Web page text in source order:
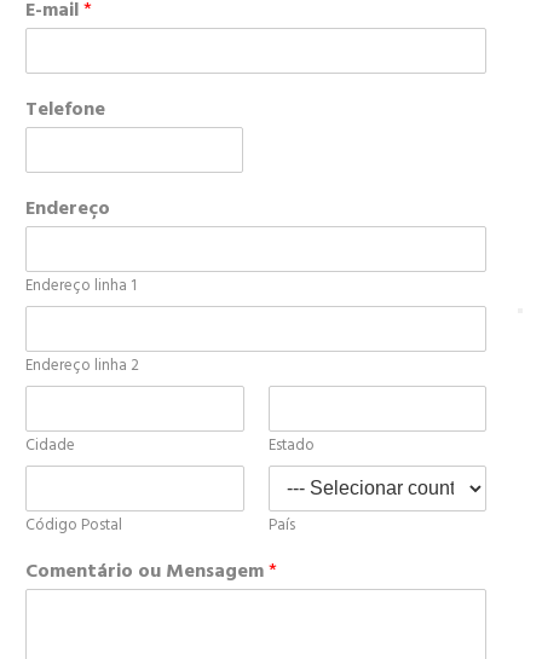
E-mail*
Telefone
Endereço
Endereço linha 1
Endereço linha 2
Cidade Estado
Código Postal País
Comentário ou Mensagem*